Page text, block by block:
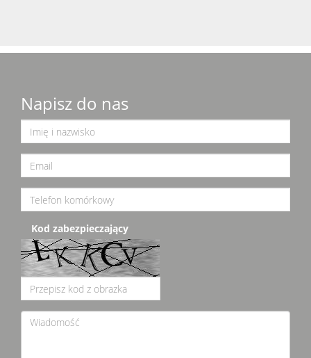
Napisz do nas
Kod zabezpieczający